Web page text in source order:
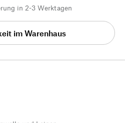
in 2-3 Werktagen
im Warenhaus